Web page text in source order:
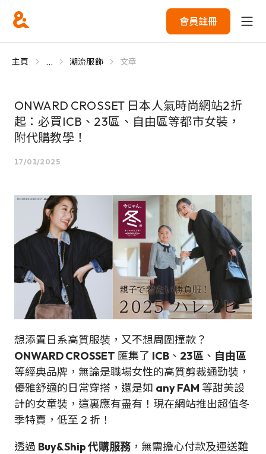
會員註冊
主頁 ... 潮流服飾 文章
ONWARD CROSSET 日本人氣時尚網站2折
起：必買ICB、23區、自由區等都市女裝，
附代購教學！
17/01/2025
想添置日系高質服裝，又不想周圍撞款？
ONWARD CROSSET 匯集了 ICB 、 23區 、 自由區
等經典品牌，無論是職場女性的高質剪裁通勤裝，
優雅舒適的日常穿搭，還是如 any FAM 等甜美設
計的女童裝，這裏應有盡有！現在網站推出超值冬
季特賣，低至 2 折！
透過 Buy&Ship 代購服務 ，無需擔心付款及運送難